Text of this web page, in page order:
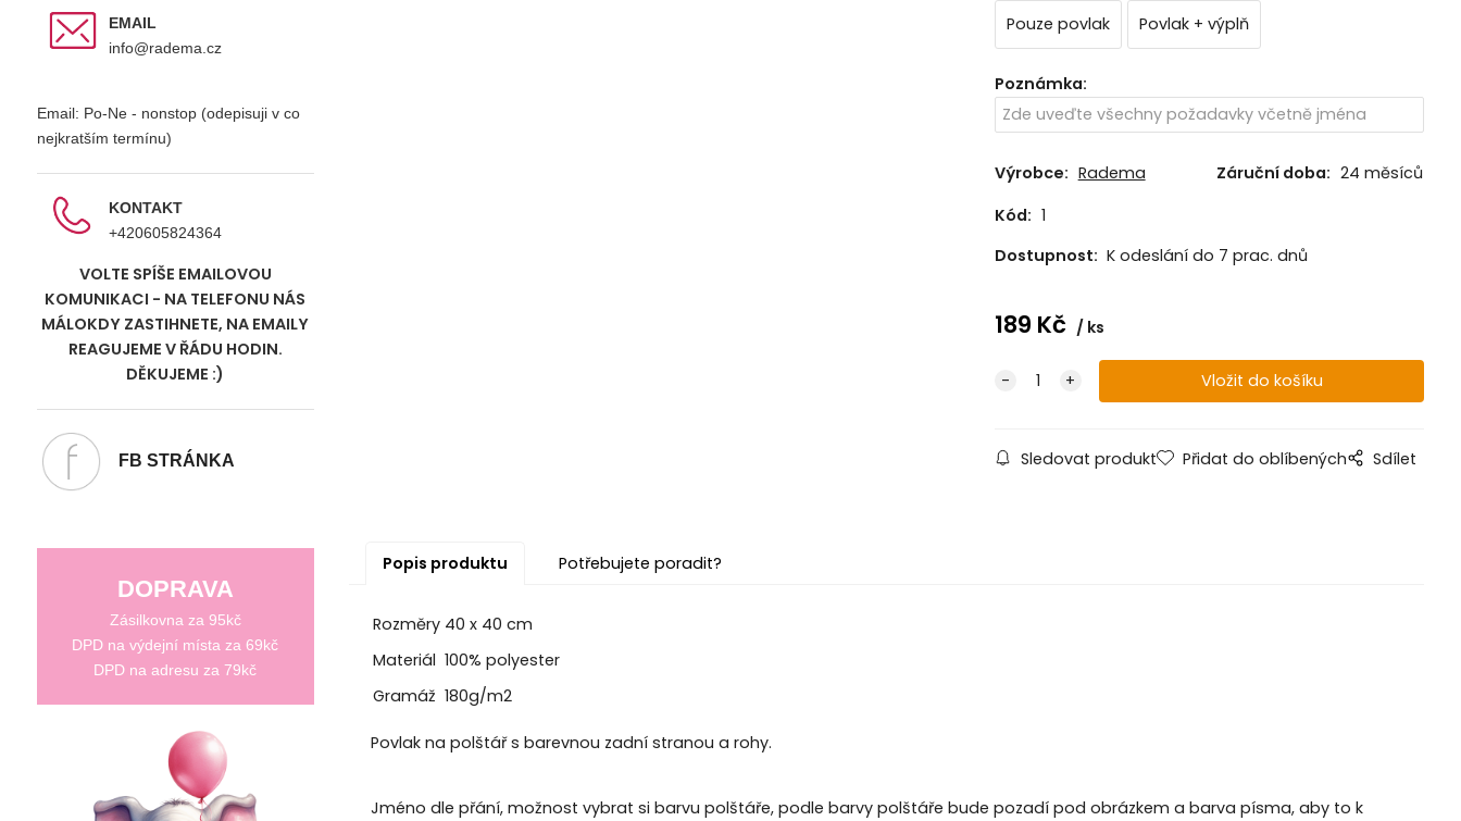
EMAIL
info@radema.cz
Email: Po-Ne - nonstop (odepisuji v co
nejkratším termínu)
KONTAKT
+420605824364
VOLTE SPÍŠE EMAILOVOU
KOMUNIKACI - NA TELEFONU NÁS
MÁLOKDY ZASTIHNETE, NA EMAILY
REAGUJEME V ŘÁDU HODIN.
DĚKUJEME :)
FB STRÁNKA
DOPRAVA
Zásilkovna za 95kč
DPD na výdejní místa za 69kč
DPD na adresu za 79kč
Pouze povlak
Povlak + výplň
Poznámka:
Výrobce: Radema Záruční doba: 24 měsíců
Kód: 1
Dostupnost: K odeslání do 7 prac. dnů
189 Kč ks
Sledovat produkt Přidat do oblíbených Sdílet
Popis produktu Potřebujete poradit?
Rozměry 40 x 40 cm
Materiál 100% polyester
Gramáž 180g/m2
Povlak na polštář s barevnou zadní stranou a rohy.
Jméno dle přání, možnost vybrat si barvu polštáře, podle barvy polštáře bude pozadí pod obrázkem a barva písma, aby to k